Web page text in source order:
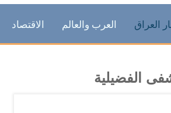
العراق العرب والعالم الاقتصاد
الفضيلية